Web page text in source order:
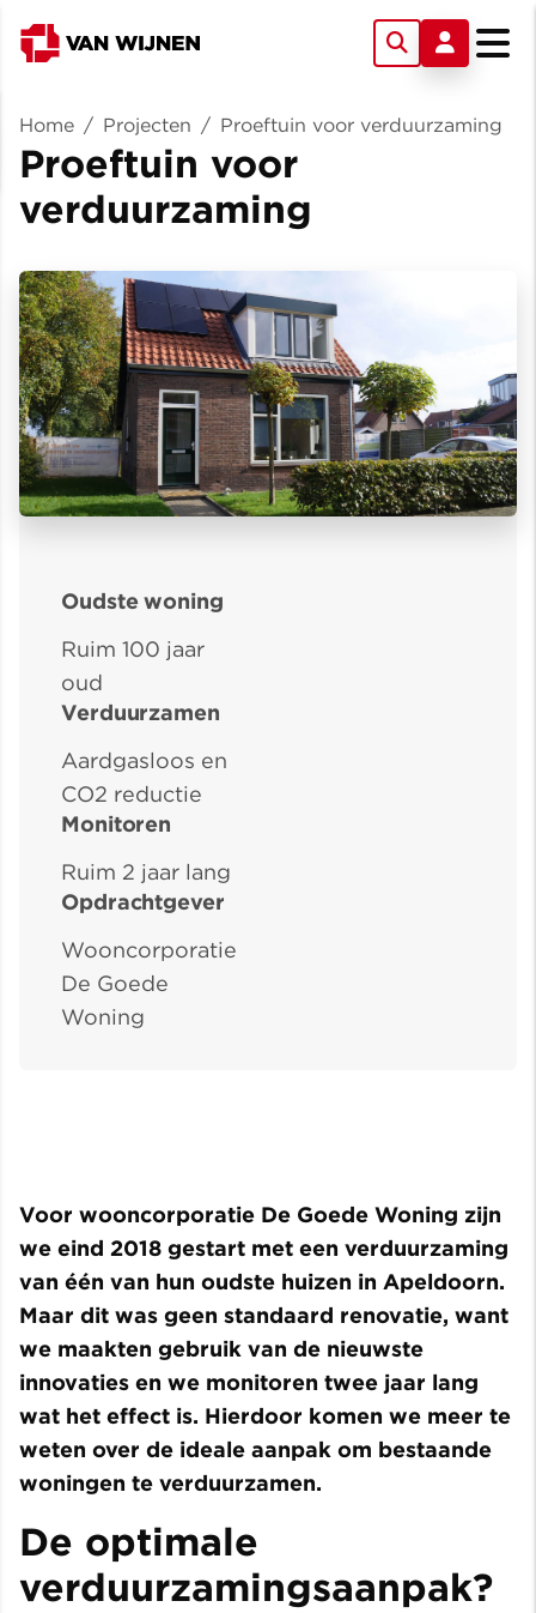
Home / Projecten / Proeftuin voor verduurzaming
Proeftuin voor
verduurzaming
Oudste woning
Ruim 100 jaar
oud
Verduurzamen
Aardgasloos en
CO2 reductie
Monitoren
Ruim 2 jaar lang
Opdrachtgever
Wooncorporatie
De Goede
Woning
Voor wooncorporatie De Goede Woning zijn
we eind 2018 gestart met een verduurzaming
van één van hun oudste huizen in Apeldoorn.
Maar dit was geen standaard renovatie, want
we maakten gebruik van de nieuwste
innovaties en we monitoren twee jaar lang
wat het effect is. Hierdoor komen we meer te
weten over de ideale aanpak om bestaande
woningen te verduurzamen.
De optimale
verduurzamingsaanpak?